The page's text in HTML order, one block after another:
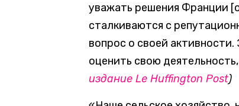
уважать решения Франции
сталкиваются с
вопрос о своей
оценить свою
издание Le Huffington Post)